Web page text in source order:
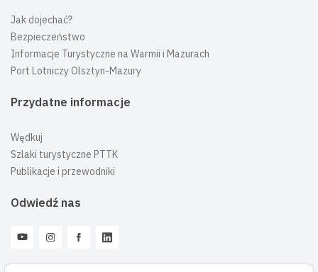
Jak dojechać?
Bezpieczeństwo
Informacje Turystyczne na Warmii i Mazurach
Port Lotniczy Olsztyn-Mazury
Przydatne informacje
Wędkuj
Szlaki turystyczne PTTK
Publikacje i przewodniki
Odwiedź nas